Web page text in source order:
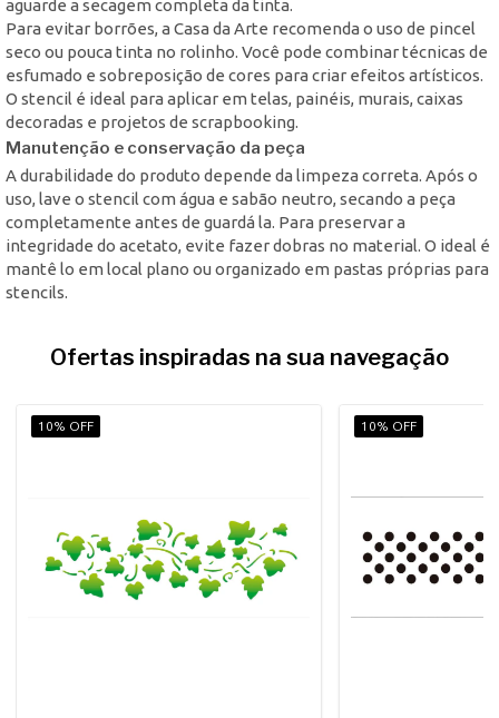
aguarde a secagem completa da tinta.
Para evitar borrões, a Casa da Arte recomenda o uso de pincel
seco ou pouca tinta no rolinho. Você pode combinar técnicas de
esfumado e sobreposição de cores para criar efeitos artísticos.
O stencil é ideal para aplicar em telas, painéis, murais, caixas
decoradas e projetos de scrapbooking.
Manutenção e conservação da peça
A durabilidade do produto depende da limpeza correta. Após o
uso, lave o stencil com água e sabão neutro, secando a peça
completamente antes de guardá la. Para preservar a
integridade do acetato, evite fazer dobras no material. O ideal é
mantê lo em local plano ou organizado em pastas próprias para
stencils.
Ofertas inspiradas na sua navegação
10% OFF 10% OFF